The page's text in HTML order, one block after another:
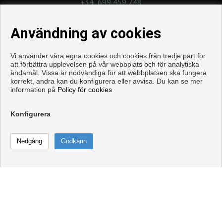
Våningen och hus till salu i Torre del Mar
Användning av cookies
Vi använder våra egna cookies och cookies från tredje part för
att förbättra upplevelsen på vår webbplats och för analytiska
ändamål. Vissa är nödvändiga för att webbplatsen ska fungera
korrekt, andra kan du konfigurera eller avvisa. Du kan se mer
information på Policy för cookies
Konfigurera